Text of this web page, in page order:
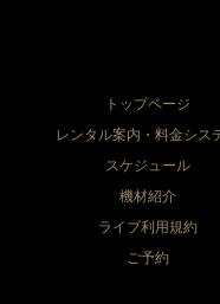
トップページ
レンタル案内・料金シス
スケジュール
機材紹介
ライブ利用規約
ご予約